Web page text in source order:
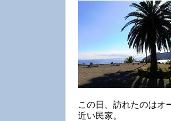
この日、訪れたのはオ
近い民家。